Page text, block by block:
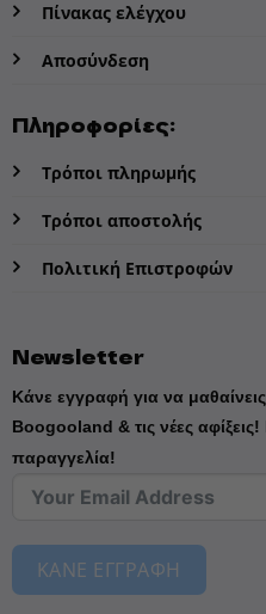
Πίνακας ελέγχου
Αποσύνδεση
Πληροφορίες:
Τρόποι πληρωμής
Τρόποι αποστολής
Πολιτική Επιστροφών
Newsletter
Κάνε εγγραφή για να
Boogooland & τις νέες αφίξεις!
παραγγελία!
ΚΑΝΕ ΕΓΓΡΑΦΗ